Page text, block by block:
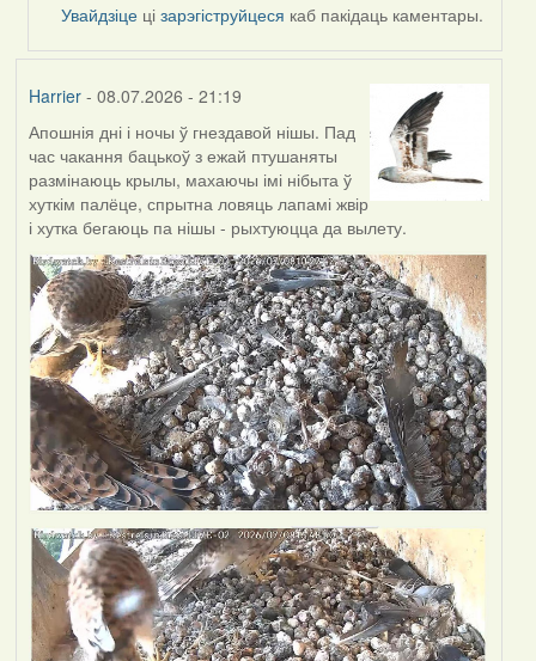
Увайдзіце цізарэгіструйцеся каб пакідаць каментары.
Harrier- 08.07.2026 - 21:19
Апошнія дні і ночы ў гнездавой нішы. Пад
час чакання бацькоў з ежай птушаняты
размінаюць крылы, махаючы імі нібыта ў
хуткім палёце, спрытна ловяць лапамі жвір
і хутка бегаюць па нішы - рыхтуюцца да вылету.